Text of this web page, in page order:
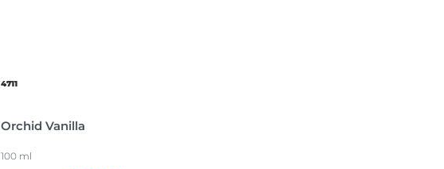
4711
Orchid Vanilla
100 ml